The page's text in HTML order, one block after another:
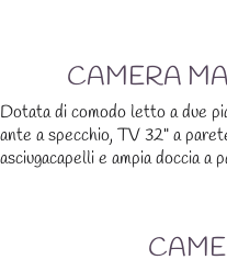
CAMERA
Dotata di comodo letto a due
ante a specchio, TV 32" a
asciugacapelli e ampia doccia a